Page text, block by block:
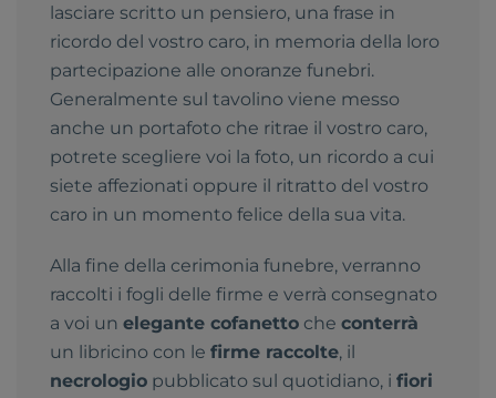
lasciare scritto un pensiero, una frase in
ricordo del vostro caro, in memoria della loro
partecipazione alle onoranze funebri.
Generalmente sul tavolino viene messo
anche un portafoto che ritrae il vostro caro,
potrete scegliere voi la foto, un ricordo a cui
siete affezionati oppure il ritratto del vostro
caro in un momento felice della sua vita.
Alla fine della cerimonia funebre, verranno
raccolti i fogli delle firme e verrà consegnato
a voi un elegante cofanetto che conterrà
un libricino con le firme raccolte, il
necrologio pubblicato sul quotidiano, i fiori